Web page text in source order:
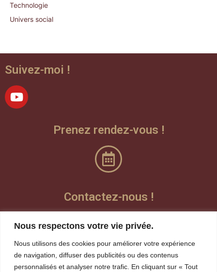
Nous respectons votre vie privée.
Nous utilisons des cookies pour améliorer votre expérience
de navigation, diffuser des publicités ou des contenus
personnalisés et analyser notre trafic. En cliquant sur « Tout
Technologie
Univers social
Suivez-moi !
Prenez rendez-vous !
Contactez-nous !
Laisser un message vocal
Teams
Visioconférence